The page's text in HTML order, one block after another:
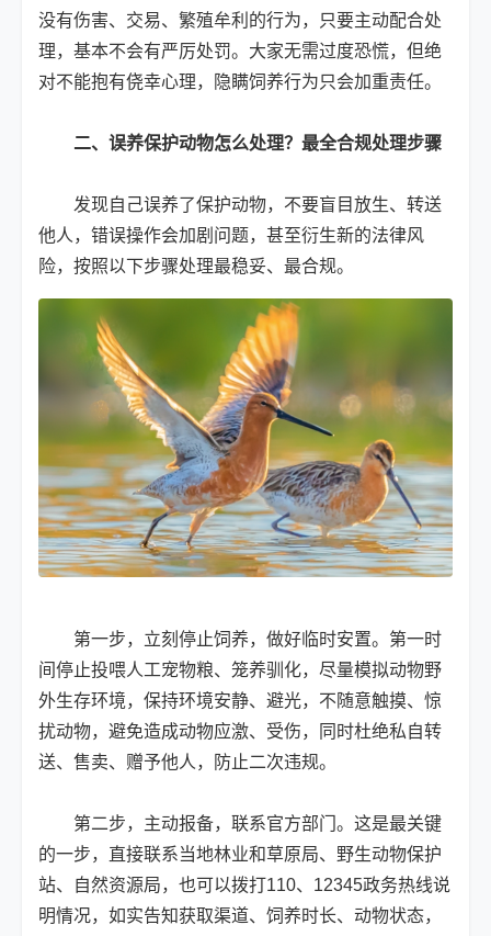
没有伤害、交易、繁殖牟利的行为，只要主动配合处
理，基本不会有严厉处罚。大家无需过度恐慌，但绝
对不能抱有侥幸心理，隐瞒饲养行为只会加重责任。
二、误养保护动物怎么处理？最全合规处理步骤
发现自己误养了保护动物，不要盲目放生、转送
他人，错误操作会加剧问题，甚至衍生新的法律风
险，按照以下步骤处理最稳妥、最合规。
第一步，立刻停止饲养，做好临时安置。第一时
间停止投喂人工宠物粮、笼养驯化，尽量模拟动物野
外生存环境，保持环境安静、避光，不随意触摸、惊
扰动物，避免造成动物应激、受伤，同时杜绝私自转
送、售卖、赠予他人，防止二次违规。
第二步，主动报备，联系官方部门。这是最关键
的一步，直接联系当地林业和草原局、野生动物保护
站、自然资源局，也可以拨打110、12345政务热线说
明情况，如实告知获取渠道、饲养时长、动物状态，